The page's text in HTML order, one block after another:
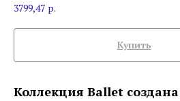
3799,47 р.
Купить
Коллекция Ballet